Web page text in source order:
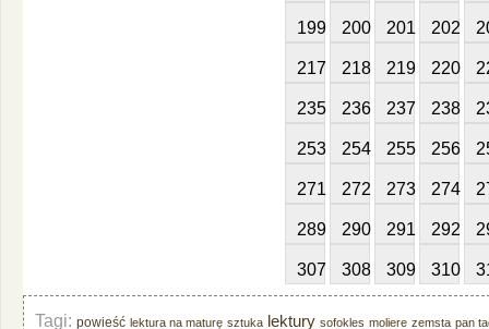
199 200 201 202
217 218 219 220
235 236 237 238
253 254 255 256
271 272 273 274
289 290 291 292
307 308 309 310
Tagi: powieść lektura na maturę sztuka lektury sofokles moliere zemsta pan